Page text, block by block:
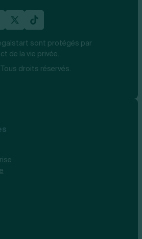
sont protégés par
de la vie privée.
droits réservés.